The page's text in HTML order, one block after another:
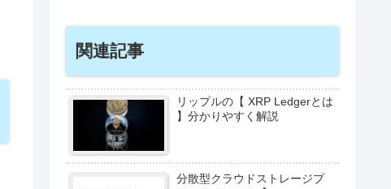
関連記事
リップルの【 XRP Ledgerとは
】分かりやすく解説
分散型クラウドストレージプ